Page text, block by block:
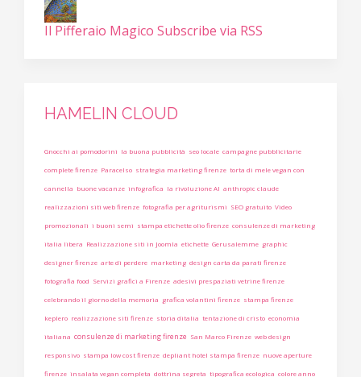
Il Pifferaio Magico Subscribe via RSS
HAMELIN CLOUD
Gnocchi ai pomodorini la buona pubblicità seo locale campagne pubblicitarie
complete firenze Paracelso strategia marketing firenze torta di mele vegan con
cannella buone vacanze infografica la rivoluzione AI anthropic claude
realizzazioni siti web firenze fotografia per agriturismi SEO gratuito Video
promozionali i buoni semi stampa etichette olio firenze consulenze di marketing
italia libera Realizzazione siti in Joomla etichette Gerusalemme graphic
designer firenze arte di perdere marketing design carta da parati firenze
fotografia food Servizi grafici a Firenze adesivi prespaziati vetrine firenze
celebrando il giorno della memoria grafica volantini firenze stampa firenze
keplero realizzazione siti firenze storia ditalia tentazione di cristo economia
italiana consulenze di marketing firenze San Marco Firenze web design
responsivo stampa low cost firenze depliant hotel stampa firenze nuove aperture
firenze insalata vegan completa dottrina segreta tipografica ecologica colore anno